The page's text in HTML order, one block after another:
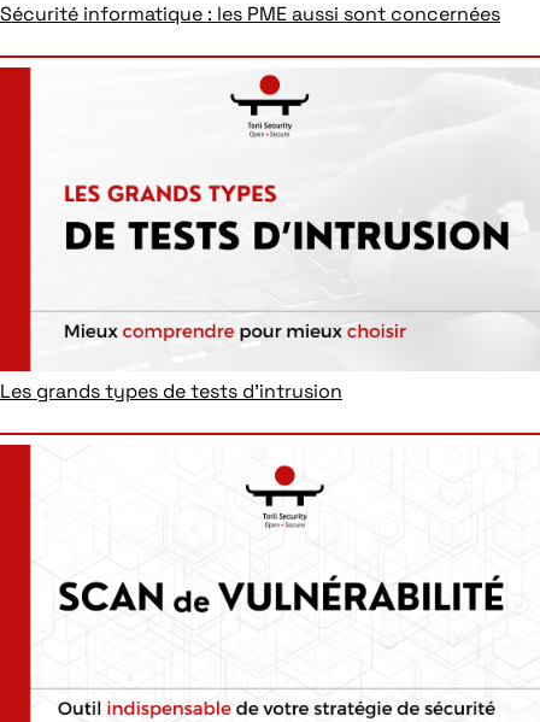
Sécurité informatique : les PME aussi sont concernées
Les grands types de tests d’intrusion